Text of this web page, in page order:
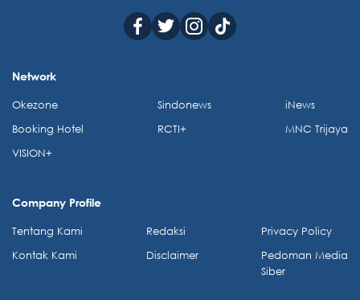
Network
Okezone
Booking Hotel
VISION+
Sindonews
RCTI+
iNews
MNC Trijaya
Company Profile
Tentang Kami
Kontak Kami
Redaksi
Disclaimer
Privacy Policy
Pedoman Media
Siber